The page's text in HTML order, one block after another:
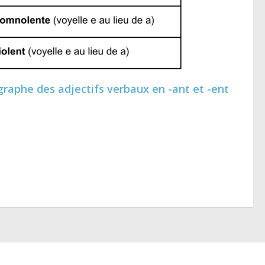
des adjectifs verbaux en -ant et -ent